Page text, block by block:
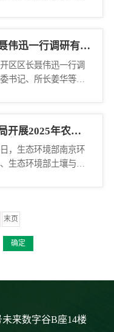
伟迅一行调研有机
区区长聂伟迅一行调
书记、所长姜华等陪
开展2025年农村
作
，生态环境部南京环
生态环境部土壤与农
末页
确定
来数字谷B座14楼